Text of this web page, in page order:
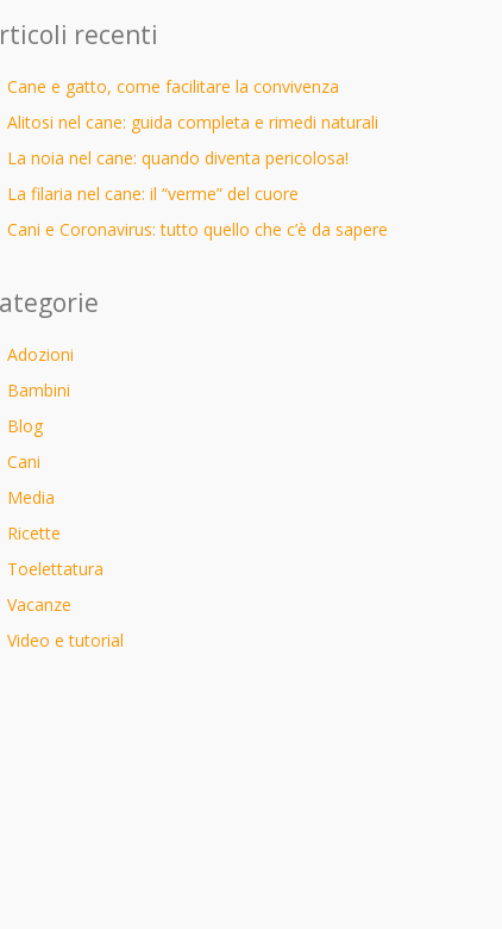
recenti
Cane e gatto, come facilitare la convivenza
Alitosi nel cane: guida completa e rimedi naturali
La noia nel cane: quando diventa pericolosa!
La filaria nel cane: il “verme” del cuore
Cani e Coronavirus: tutto quello che c’è da sapere
Adozioni
Bambini
Blog
Cani
Media
Ricette
Toelettatura
Vacanze
Video e tutorial